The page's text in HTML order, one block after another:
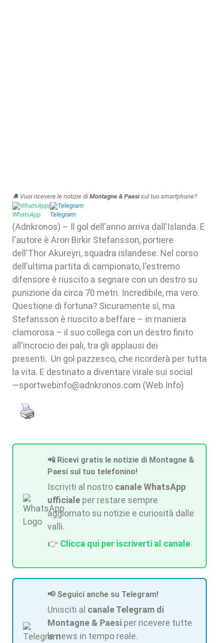
🔔 Vuoi ricevere le notizie di Montagne & Paesisul tuo smartphone?
WhatsApp| Telegram
(Adnkronos) – Il gol dell'anno arriva dall'Islanda. E
l'autore è Aron Birkir Stefansson, portiere
dell'Thor Akureyri, squadra islandese. Nel corso
dell'ultima partita di campionato, l'estremo
difensore è riuscito a segnare con un destro su
punizione da circa 70 metri. Incredibile, ma vero.
Questione di fortuna? Sicuramente sì, ma
Stefansson è riuscito a beffare – in maniera
clamorosa – il suo collega con un destro finito
all'incrocio dei pali, tra gli applausi dei
presenti. Un gol pazzesco, che ricorderà per tutta
la vita. E destinato a diventare virale sui social
—sportwebinfo@adnkronos.com (Web Info)
📲 Ricevi gratis le notizie di Montagne &
Paesi sul tuo telefonino!
Iscriviti al nostro canale WhatsApp
ufficiale per restare sempre
aggiornato su notizie e curiosità dalle
valli.
👉 Clicca qui per iscriverti al canale
📢 Seguici anche su Telegram!
Unisciti al canale Telegram di
Montagne & Paesi per ricevere tutte
le news in tempo reale.